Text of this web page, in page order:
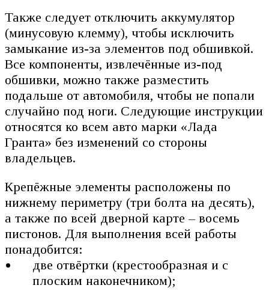
Также следует отключить аккумулятор
(минусовую клемму), чтобы исключить
замыкание из-за элементов под обшивкой.
Все компоненты, извлечённые из-под
обшивки, можно также разместить
подальше от автомобиля, чтобы не попали
случайно под ноги. Следующие инструкции
относятся ко всем авто марки «Лада
Гранта» без изменений со стороны
владельцев.
Крепёжные элементы расположены по
нижнему периметру (три болта на десять),
а также по всей дверной карте – восемь
пистонов. Для выполнения всей работы
понадобится:
две отвёртки (крестообразная и с
плоским наконечником);